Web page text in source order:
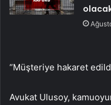
“Müşteriye hakaret
Avukat Ulusoy,